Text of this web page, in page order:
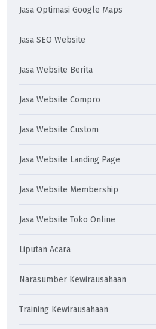
Jasa Optimasi Google Maps
Jasa SEO Website
Jasa Website Berita
Jasa Website Compro
Jasa Website Custom
Jasa Website Landing Page
Jasa Website Membership
Jasa Website Toko Online
Liputan Acara
Narasumber Kewirausahaan
Training Kewirausahaan